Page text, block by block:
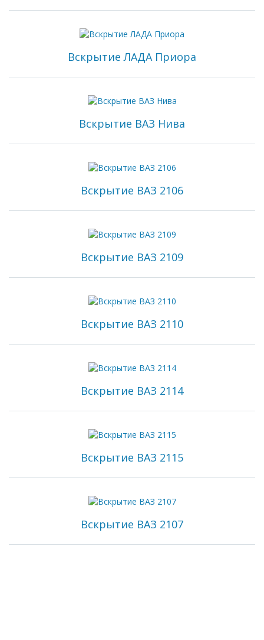
Вскрытие ЛАДА Приора
Вскрытие ВАЗ Нива
Вскрытие ВАЗ 2106
Вскрытие ВАЗ 2109
Вскрытие ВАЗ 2110
Вскрытие ВАЗ 2114
Вскрытие ВАЗ 2115
Вскрытие ВАЗ 2107